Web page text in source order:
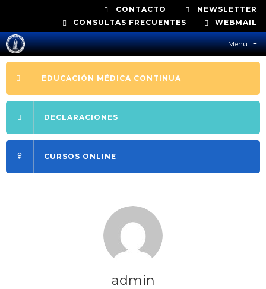
CONTACTO
NEWSLETTER
CONSULTAS FRECUENTES
WEBMAIL
Menu≡
EDUCACIÓN MÉDICA CONTINUA
DECLARACIONES
CURSOS ONLINE
admin